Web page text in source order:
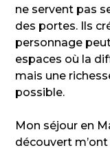
ne servent pas
des portes. Ils
personnage
espaces où la
mais une
possible.
Mon séjour en
découvert